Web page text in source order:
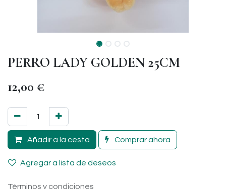
PERRO LADY GOLDEN 25CM
12,00 €
Añadir a la cesta Comprar ahora
Agregar a lista de deseos
Términos y condiciones